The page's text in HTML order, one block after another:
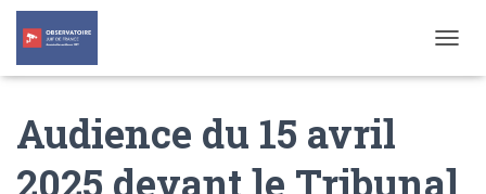
O
Audience du 15 avril
2025 devant le Tribunal